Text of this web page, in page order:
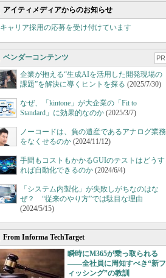
アイティメディアからのお知らせ
キャリア採用の応募を受け付けています
ベンダーコンテンツ PR
企業が抱える“生成AIを活用した開発現場の
課題”を解決に導くヒントを探る (2025/7/30)
なぜ、「kintone」が大企業の「Fit to
Standard」に効果的なのか (2025/3/7)
ノーコードは、負の遺産であるアナログ業務
をなくせるのか (2024/11/12)
手間もコストもかかるGUIのテストはどうす
れば自動化できるのか (2024/6/4)
「システム内製化」が失敗しがちなのはな
ぜ？ “従来のやり方”では駄目な理由
(2024/5/15)
From Informa TechTarget
瞬時にM365が乗っ取られる
――全社員に周知すべき“新フ
ィッシング”の教訓